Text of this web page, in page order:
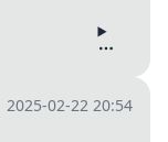
2025-02-22 20:54